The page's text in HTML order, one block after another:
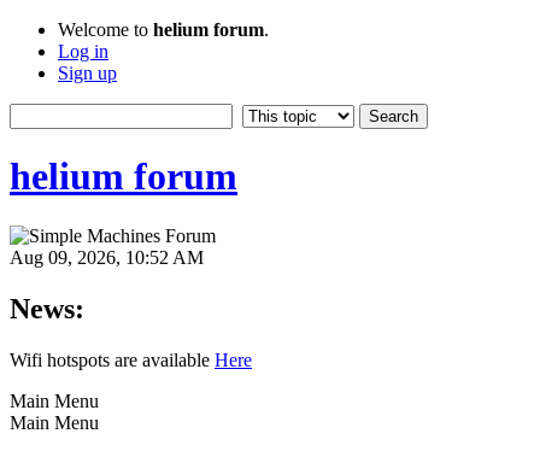
Welcome to helium forum.
Log in
Sign up
helium forum
Aug 09, 2026, 10:52 AM
News:
Wifi hotspots are available Here
Main Menu
Main Menu